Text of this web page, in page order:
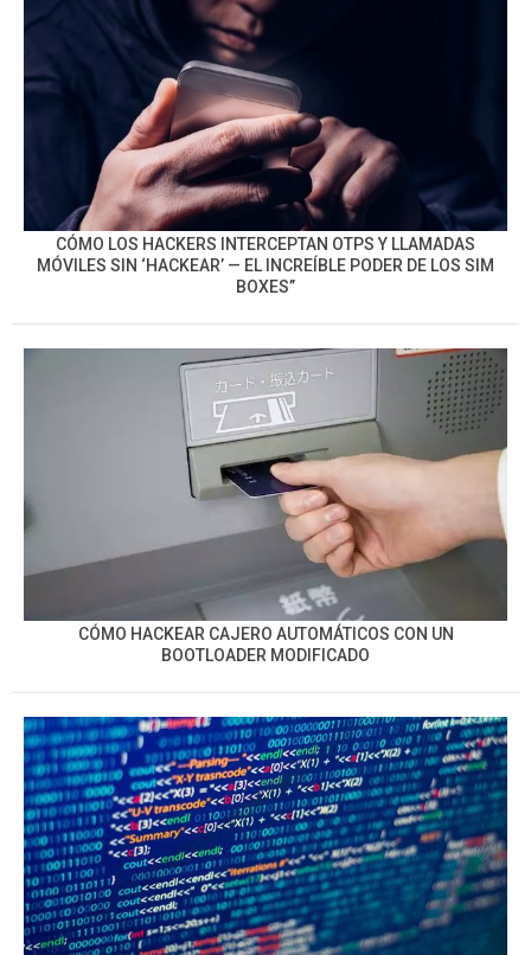
CÓMO LOS HACKERS INTERCEPTAN OTPS Y LLAMADAS
MÓVILES SIN ‘HACKEAR’ — EL INCREÍBLE PODER DE LOS SIM
BOXES”
CÓMO HACKEAR CAJERO AUTOMÁTICOS CON UN
BOOTLOADER MODIFICADO